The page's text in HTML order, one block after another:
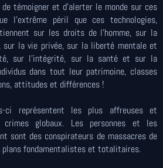
témoigner et d’alerter le monde sur ces
l'extrême péril que ces technologies,
sur les droits de l'homme, sur la
sur la vie privée, sur la liberté mentale et
sur l'intégrité, sur la santé et sur la
dans tout leur patrimoine, classes
attitudes et différences !
ci représentent les plus affreuses et
crimes globaux. Les personnes et les
sont des conspirateurs de massacres de
plans fondamentalistes et totalitaires.